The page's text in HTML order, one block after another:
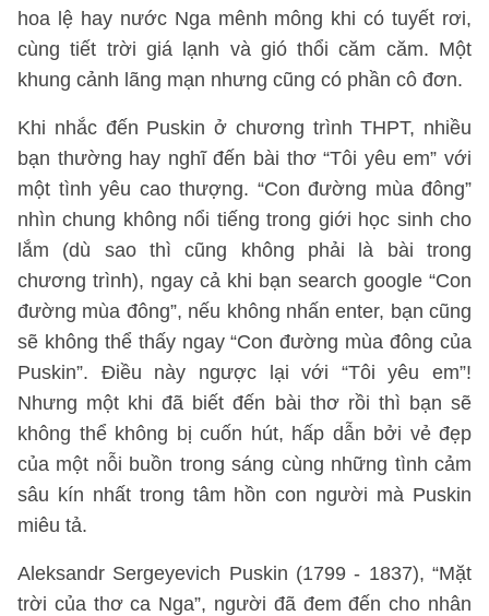
hoa lệ hay nước Nga mênh mông khi có tuyết rơi,
cùng tiết trời giá lạnh và gió thổi căm căm. Một
khung cảnh lãng mạn nhưng cũng có phần cô đơn.
Khi nhắc đến Puskin ở chương trình THPT, nhiều
bạn thường hay nghĩ đến bài thơ “Tôi yêu em” với
một tình yêu cao thượng. “Con đường mùa đông”
nhìn chung không nổi tiếng trong giới học sinh cho
lắm (dù sao thì cũng không phải là bài trong
chương trình), ngay cả khi bạn search google “Con
đường mùa đông”, nếu không nhấn enter, bạn cũng
sẽ không thể thấy ngay “Con đường mùa đông của
Puskin”. Điều này ngược lại với “Tôi yêu em”!
Nhưng một khi đã biết đến bài thơ rồi thì bạn sẽ
không thể không bị cuốn hút, hấp dẫn bởi vẻ đẹp
của một nỗi buồn trong sáng cùng những tình cảm
sâu kín nhất trong tâm hồn con người mà Puskin
miêu tả.
Aleksandr Sergeyevich Puskin (1799 - 1837), “Mặt
trời của thơ ca Nga”, người đã đem đến cho nhân